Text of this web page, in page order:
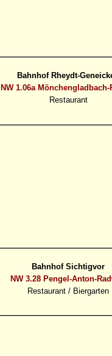
Bahnhof Rheydt-
NW 1.06a Mönchengladbach-
Restaurant
Bahnhof Sichtigvor
NW 3.28 Pengel-Anton-
Restaurant / Biergarten